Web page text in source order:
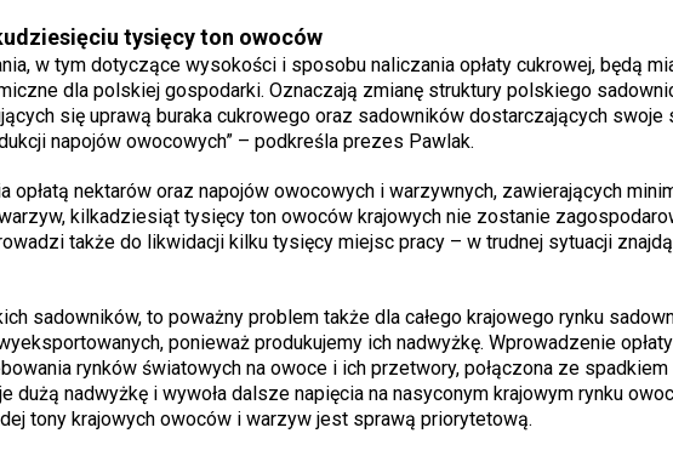
tysięcy ton owoców
w tym dotyczące wysokości i sposobu naliczania opłaty cukrowej, będą
dla polskiej gospodarki. Oznaczają zmianę struktury polskiego
się uprawą buraka cukrowego oraz sadowników dostarczających swoje
napojów owocowych” – podkreśla prezes Pawlak.
opłatą nektarów oraz napojów owocowych i warzywnych, zawierających
kilkadziesiąt tysięcy ton owoców krajowych nie zostanie
także do likwidacji kilku tysięcy miejsc pracy – w trudnej sytuacji
sadowników, to poważny problem także dla całego krajowego rynku
ponieważ produkujemy ich nadwyżkę. Wprowadzenie
rynków światowych na owoce i ich przetwory, połączona ze
dużą nadwyżkę i wywoła dalsze napięcia na nasyconym krajowym rynku
tony krajowych owoców i warzyw jest sprawą priorytetową.